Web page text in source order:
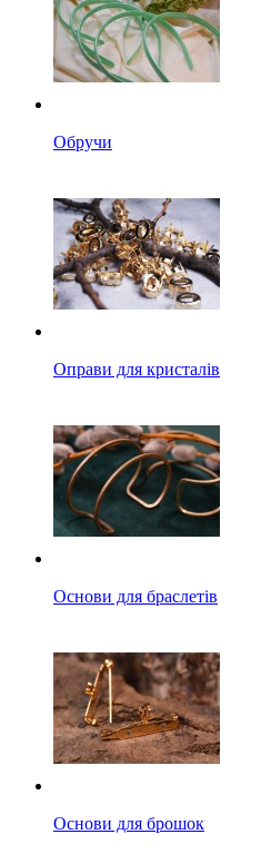
Обручи
Оправи для кристалів
Основи для браслетів
Основи для брошок